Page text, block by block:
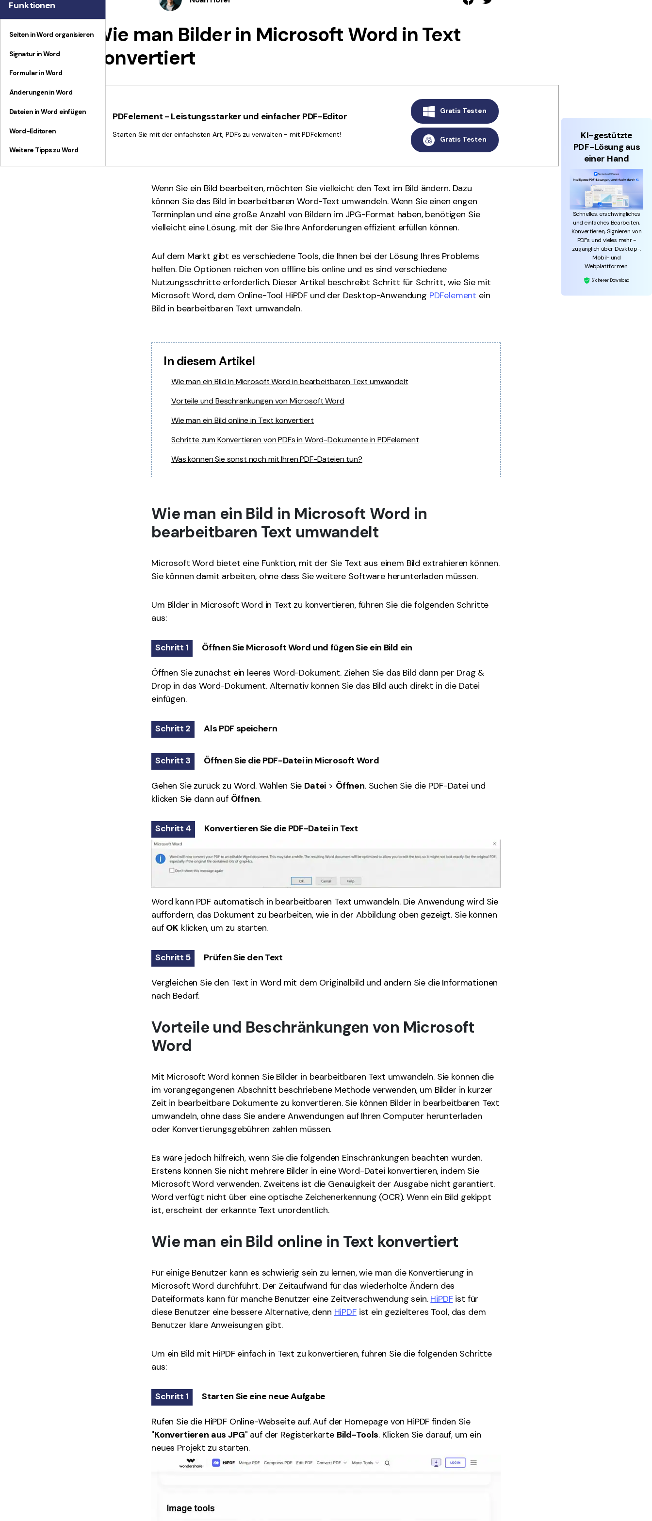
Wie man Bilder in Microsoft Word in Text
konvertiert
PDFelement - Leistungsstarker und einfacher PDF-Editor
Starten Sie mit der einfachsten Art, PDFs zu verwalten - mit PDFelement!
Gratis Testen
Gratis Testen
Wenn Sie ein Bild bearbeiten, möchten Sie vielleicht den Text im Bild ändern. Dazu
können Sie das Bild in bearbeitbaren Word-Text umwandeln. Wenn Sie einen engen
Terminplan und eine große Anzahl von Bildern im JPG-Format haben, benötigen Sie
vielleicht eine Lösung, mit der Sie Ihre Anforderungen effizient erfüllen können.
Auf dem Markt gibt es verschiedene Tools, die Ihnen bei der Lösung Ihres Problems
helfen. Die Optionen reichen von offline bis online und es sind verschiedene
Nutzungsschritte erforderlich. Dieser Artikel beschreibt Schritt für Schritt, wie Sie mit
Microsoft Word, dem Online-Tool HiPDF und der Desktop-Anwendung PDFelement ein
Bild in bearbeitbaren Text umwandeln.
In diesem Artikel
Wie man ein Bild in Microsoft Word in bearbeitbaren Text umwandelt
Vorteile und Beschränkungen von Microsoft Word
Wie man ein Bild online in Text konvertiert
Schritte zum Konvertieren von PDFs in Word-Dokumente in PDFelement
Was können Sie sonst noch mit Ihren PDF-Dateien tun?
Wie man ein Bild in Microsoft Word in
bearbeitbaren Text umwandelt
Microsoft Word bietet eine Funktion, mit der Sie Text aus einem Bild extrahieren können.
Sie können damit arbeiten, ohne dass Sie weitere Software herunterladen müssen.
Um Bilder in Microsoft Word in Text zu konvertieren, führen Sie die folgenden Schritte
aus:
Schritt 1 Öffnen Sie Microsoft Word und fügen Sie ein Bild ein
Öffnen Sie zunächst ein leeres Word-Dokument. Ziehen Sie das Bild dann per Drag &
Drop in das Word-Dokument. Alternativ können Sie das Bild auch direkt in die Datei
einfügen.
Schritt 2 Als PDF speichern
Schritt 3 Öffnen Sie die PDF-Datei in Microsoft Word
Gehen Sie zurück zu Word. Wählen Sie Datei > Öffnen. Suchen Sie die PDF-Datei und
klicken Sie dann auf Öffnen.
Schritt 4 Konvertieren Sie die PDF-Datei in Text
Word kann PDF automatisch in bearbeitbaren Text umwandeln. Die Anwendung wird Sie
auffordern, das Dokument zu bearbeiten, wie in der Abbildung oben gezeigt. Sie können
auf OK klicken, um zu starten.
Schritt 5 Prüfen Sie den Text
Vergleichen Sie den Text in Word mit dem Originalbild und ändern Sie die Informationen
nach Bedarf.
Vorteile und Beschränkungen von Microsoft
Word
Mit Microsoft Word können Sie Bilder in bearbeitbaren Text umwandeln. Sie können die
im vorangegangenen Abschnitt beschriebene Methode verwenden, um Bilder in kurzer
Zeit in bearbeitbare Dokumente zu konvertieren. Sie können Bilder in bearbeitbaren Text
umwandeln, ohne dass Sie andere Anwendungen auf Ihren Computer herunterladen
oder Konvertierungsgebühren zahlen müssen.
Es wäre jedoch hilfreich, wenn Sie die folgenden Einschränkungen beachten würden.
Erstens können Sie nicht mehrere Bilder in eine Word-Datei konvertieren, indem Sie
Microsoft Word verwenden. Zweitens ist die Genauigkeit der Ausgabe nicht garantiert.
Word verfügt nicht über eine optische Zeichenerkennung (OCR). Wenn ein Bild gekippt
ist, erscheint der erkannte Text unordentlich.
Wie man ein Bild online in Text konvertiert
Für einige Benutzer kann es schwierig sein zu lernen, wie man die Konvertierung in
Microsoft Word durchführt. Der Zeitaufwand für das wiederholte Ändern des
Dateiformats kann für manche Benutzer eine Zeitverschwendung sein. HiPDFist für
diese Benutzer eine bessere Alternative, denn HiPDFist ein gezielteres Tool, das dem
Benutzer klare Anweisungen gibt.
Um ein Bild mit HiPDF einfach in Text zu konvertieren, führen Sie die folgenden Schritte
aus:
Schritt 1 Starten Sie eine neue Aufgabe
Rufen Sie die HiPDF Online-Webseite auf. Auf der Homepage von HiPDF finden Sie
"Konvertieren aus JPG" auf der Registerkarte Bild-Tools. Klicken Sie darauf, um ein
neues Projekt zu starten.
Funktionen
Seiten in Word organisieren
Signatur in Word
Formular in Word
Änderungen in Word
Dateien in Word einfügen
Word-Editoren
Weitere Tipps zu Word
KI-gestützte
PDF-Lösung aus
einer Hand
Schnelles, erschwingliches
und einfaches Bearbeiten,
Konvertieren, Signieren von
PDFs und vieles mehr -
zugänglich über Desktop-,
Mobil- und
Webplattformen.
Sicherer Download